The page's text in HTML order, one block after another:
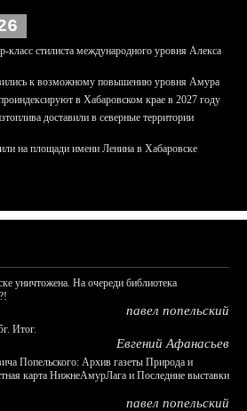
стилиста международного уровня Алекса
к возможному повышению уровня Амура
в Хабаровском крае в 2027 году
доставили в северные территории
на площади имени Ленина в Хабаровске
уничтожена. На очереди библиотека
павел попельский
Итог.
Евгений Афанасьев
Попельского: Архив газеты Природа и
карта НижнеАмурЛага и Последние выставки
павел попельский